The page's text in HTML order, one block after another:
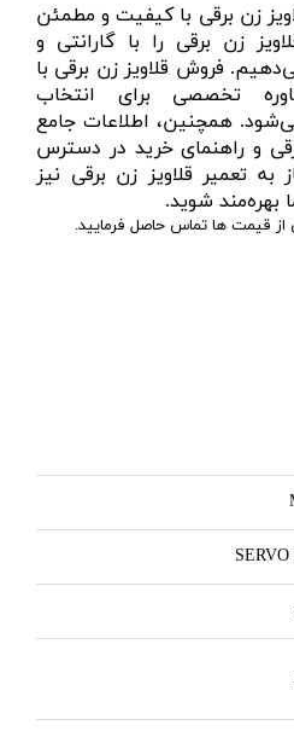
زن برقی با کیفیت و مطمئن
زن برقی را با گارانتی و
فروش قلاویز زن برقی با
تخصصی برای انتخاب
همچنین، اطلاعات جامع
و راهنمای خرید در دسترس
به تعمیر قلاویز زن برقی نیز
بهره‌مند شوید.
قیمت ها تماس حاصل فرمایید.